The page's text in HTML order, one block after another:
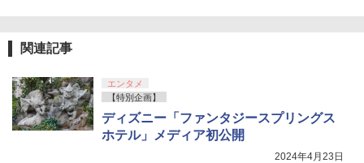
関連記事
エンタメ
【特別企画】
ディズニー「ファンタジースプリングス
ホテル」メディア初公開
2024年4月23日